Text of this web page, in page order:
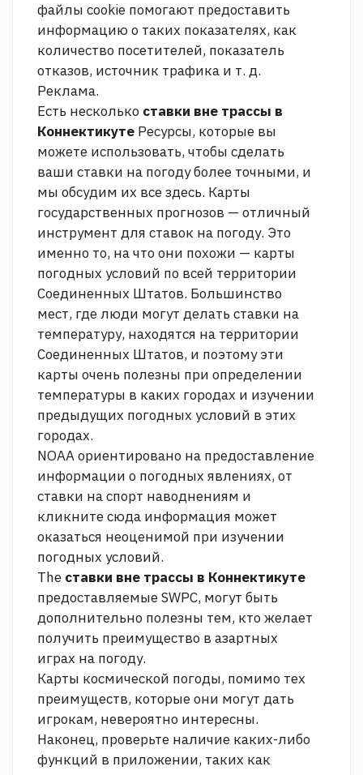
файлы cookie помогают предоставить
информацию о таких показателях, как
количество посетителей, показатель
отказов, источник трафика и т. д.
Реклама.
Есть несколько ставки вне трассы в
Коннектикуте Ресурсы, которые вы
можете использовать, чтобы сделать
ваши ставки на погоду более точными, и
мы обсудим их все здесь. Карты
государственных прогнозов — отличный
инструмент для ставок на погоду. Это
именно то, на что они похожи — карты
погодных условий по всей территории
Соединенных Штатов. Большинство
мест, где люди могут делать ставки на
температуру, находятся на территории
Соединенных Штатов, и поэтому эти
карты очень полезны при определении
температуры в каких городах и изучении
предыдущих погодных условий в этих
городах.
NOAA ориентировано на предоставление
информации о погодных явлениях, от
ставки на спорт наводнениям и
кликните сюда информация может
оказаться неоценимой при изучении
погодных условий.
The ставки вне трассы в Коннектикуте
предоставляемые SWPC, могут быть
дополнительно полезны тем, кто желает
получить преимущество в азартных
играх на погоду.
Карты космической погоды, помимо тех
преимуществ, которые они могут дать
игрокам, невероятно интересны.
Наконец, проверьте наличие каких-либо
функций в приложении, таких как